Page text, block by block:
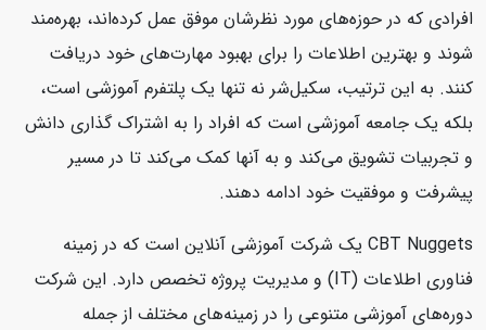
افرادی که در حوزه‌های مورد نظرشان موفق عمل کرده‌اند، بهره‌مند
شوند و بهترین اطلاعات را برای بهبود مهارت‌های خود دریافت
کنند. به این ترتیب، سکیل‌شر نه تنها یک پلتفرم آموزشی است،
بلکه یک جامعه آموزشی است که افراد را به اشتراک گذاری دانش
و تجربیات تشویق می‌کند و به آنها کمک می‌کند تا در مسیر
پیشرفت و موفقیت خود ادامه دهند.
CBT Nuggets یک شرکت آموزشی آنلاین است که در زمینه
فناوری اطلاعات (IT) و مدیریت پروژه تخصص دارد. این شرکت
دوره‌های آموزشی متنوعی را در زمینه‌های مختلف از جمله